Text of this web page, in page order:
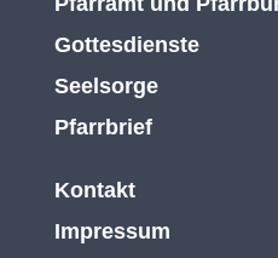
Gottesdienste
Seelsorge
Pfarrbrief
Kontakt
Impressum